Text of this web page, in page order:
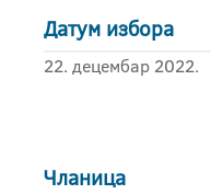
Датум избора
22. децембар 2022.
Чланица